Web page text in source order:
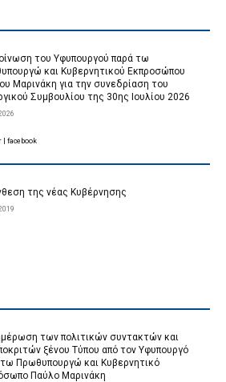
του Υφυπουργού παρά τω
και Κυβερνητικού Εκπροσώπου
Μαρινάκη για την συνεδρίαση του
Συμβουλίου της 30ης Ιουλίου 2026
της νέας Κυβέρνησης
facebook
των πολιτικών συντακτών και
ξένου Τύπου από τον Υφυπουργό
Πρωθυπουργώ και Κυβερνητικό
Παύλο Μαρινάκη